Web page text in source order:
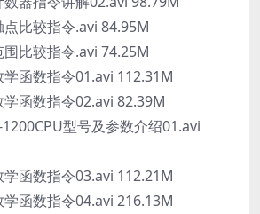
比较指令.avi 84.95M
比较指令.avi 74.25M
函数指令01.avi 112.31M
函数指令02.avi 82.39M
型号及参数介绍01.avi
函数指令03.avi 112.21M
函数指令04.avi 216.13M